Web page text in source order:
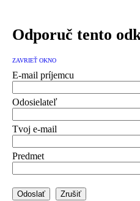
Odporuč tento
ZAVRIEŤ OKNO
E-mail príjemcu
Odosielateľ
Tvoj e-mail
Predmet
Odoslať Zrušiť